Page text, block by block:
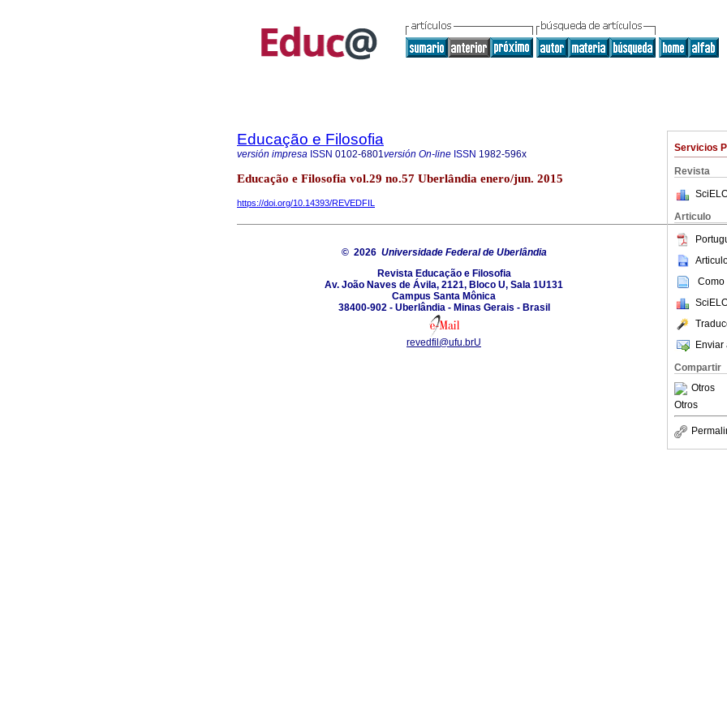
Servicios
Revista
Articulo
Como
Enviar
Compartir
Otros
Otros
Educação e Filosofia
versión impresa ISSN 0102-6801versión On-line ISSN 1982-596x
Educação e Filosofia vol.29 no.57 Uberlândia enero/jun. 2015
https://doi.org/10.14393/REVEDFIL
© 2026 Universidade Federal de Uberlândia
Revista Educação e Filosofia
Av. João Naves de Ávila, 2121, Bloco U, Sala 1U131
Campus Santa Mônica
38400-902 - Uberlândia - Minas Gerais - Brasil
revedfil@ufu.brU